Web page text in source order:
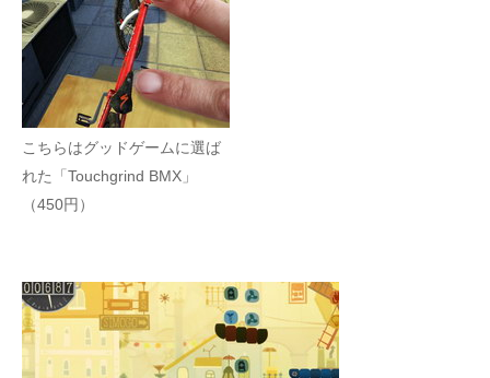
こちらはグッドゲームに選ば
れた「Touchgrind BMX」
（450円）